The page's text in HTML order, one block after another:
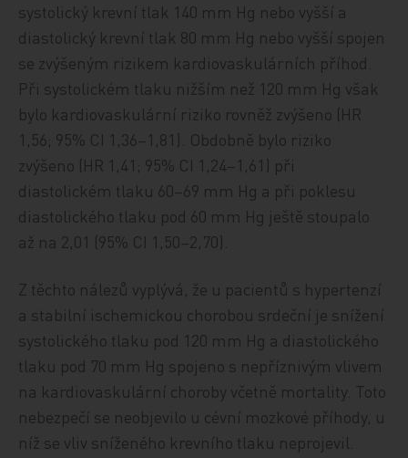
systolický krevní tlak 140 mm Hg nebo vyšší a
diastolický krevní tlak 80 mm Hg nebo vyšší spojen
se zvýšeným rizikem kardiovaskulárních příhod.
Při systolickém tlaku nižším než 120 mm Hg však
bylo kardiovaskulární riziko rovněž zvýšeno (HR
1,56; 95% CI 1,36–1,81). Obdobně bylo riziko
zvýšeno (HR 1,41; 95% CI 1,24–1,61) při
diastolickém tlaku 60–69 mm Hg a při poklesu
diastolického tlaku pod 60 mm Hg ještě stoupalo
až na 2,01 (95% CI 1,50–2,70).
Z těchto nálezů vyplývá, že u pacientů s hypertenzí
a stabilní ischemickou chorobou srdeční je snížení
systolického tlaku pod 120 mm Hg a diastolického
tlaku pod 70 mm Hg spojeno s nepříznivým vlivem
na kardiovaskulární choroby včetně mortality. Toto
nebezpečí se neobjevilo u cévní mozkové příhody, u
níž se vliv sníženého krevního tlaku neprojevil.